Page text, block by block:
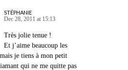
STÉPHANIE
Dec 28, 2011 at 15:13
Très jolie tenue !
Et j’aime beaucoup les
je tiens à mon petit
qui ne me quitte pas